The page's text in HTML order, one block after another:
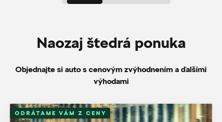
Naozaj štedrá ponuka
Objednajte si auto s cenovým zvýhodnením a ďalšími
výhodami
ODRÁTAME VÁM Z CENY